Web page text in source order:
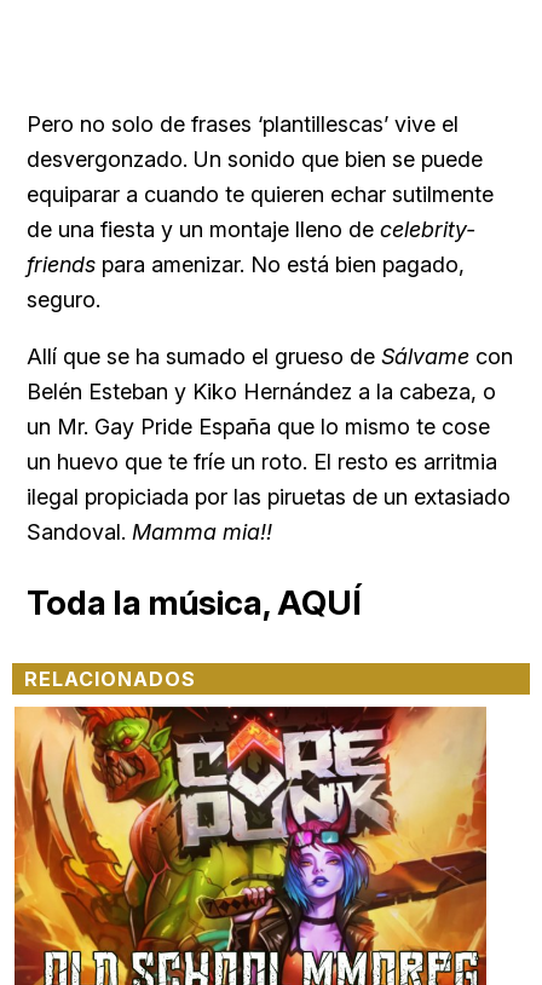
Pero no solo de frases ‘plantillescas’ vive el
desvergonzado. Un sonido que bien se puede
equiparar a cuando te quieren echar sutilmente
de una fiesta y un montaje lleno de celebrity-
friends para amenizar. No está bien pagado,
seguro.
Allí que se ha sumado el grueso de Sálvame con
Belén Esteban y Kiko Hernández a la cabeza, o
un Mr. Gay Pride España que lo mismo te cose
un huevo que te fríe un roto. El resto es arritmia
ilegal propiciada por las piruetas de un extasiado
Sandoval. Mamma mia!!
Toda la música,AQUÍ
RELACIONADOS